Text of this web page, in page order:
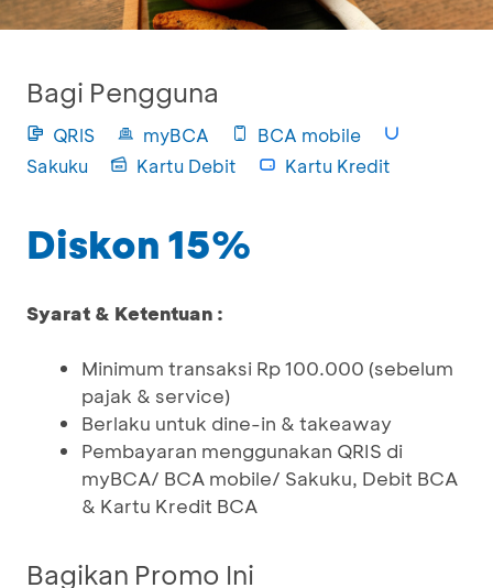
Bagi Pengguna
QRIS myBCA
BCA mobile
Sakuku
Kartu Debit Kartu Kredit
Diskon 15%
Syarat & Ketentuan :
Minimum transaksi Rp 100.000 (sebelum
pajak & service)
Berlaku untuk dine-in & takeaway
Pembayaran menggunakan QRIS di
myBCA/ BCA mobile/ Sakuku, Debit BCA
& Kartu Kredit BCA
Bagikan Promo Ini